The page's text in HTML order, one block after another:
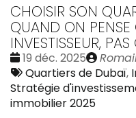
CHOISIR SON
QUAND ON
INVESTISSEUR,
Date
:
19 déc. 2025
Publié
par
Tags
:
Quartiers de Dubaï,
Stratégie
immobilier 2025